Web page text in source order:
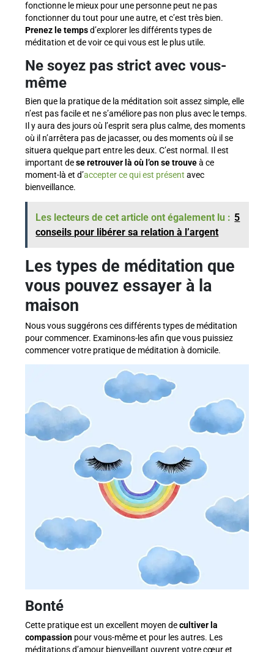
fonctionne le mieux pour une personne peut ne pas
fonctionner du tout pour une autre, et c’est très bien.
Prenez le tempsd’explorer les différents types de
méditation et de voir ce qui vous est le plus utile.
Ne soyez pas strict avec vous-
même
Bien que la pratique de la méditation soit assez simple, elle
n’est pas facile et ne s’améliore pas non plus avec le temps.
Il y aura des jours où l’esprit sera plus calme, des moments
où il n’arrêtera pas de jacasser, ou des moments où il se
situera quelque part entre les deux. C’est normal. Il est
important dese retrouver là où l’on se trouveà ce
moment-là et d’accepter ce qui est présent avec
bienveillance.
Les lecteurs de cet article ont également lu : 5
conseils pour libérer sa relation à l’argent
Les types de méditation que
vous pouvez essayer à la
maison
Nous vous suggérons ces différents types de méditation
pour commencer. Examinons-les afin que vous puissiez
commencer votre pratique de méditation à domicile.
Bonté
Cette pratique est un excellent moyen decultiver la
compassionpour vous-même et pour les autres. Les
méditations d’amour bienveillant ouvrent votre cœur et